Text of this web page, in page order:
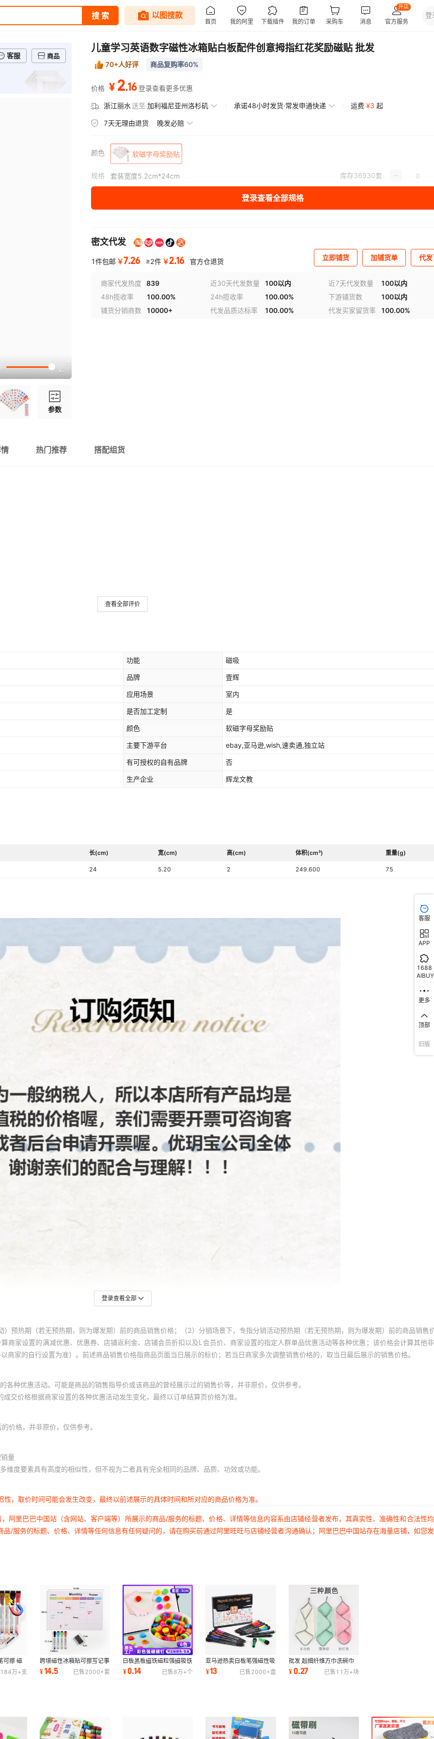
客服 商品
参数
儿童学习英语数字磁性冰箱贴白板配件创意拇指红花奖励磁贴 批发
70+人好评 商品复购率60%
价格 ¥ 2.16 登录查看更多优惠
浙江丽水送至 加利福尼亚州洛杉矶 承诺48小时发货·常发申通快递 运费 ¥3 起
7天无理由退货 晚发必赔
颜色 软磁字母奖励贴
规格 套装宽度5.2cm*24cm 库存36930套
登录查看全部规格
密文代发
1件包邮 ￥7.26 ≥2件 ￥2.16 官方仓退货 立即铺货 加铺货单 代
商家代发热度 839 近30天代发数量 100以内 近7天代发数量
100以内
48h揽收率
100.00% 24h揽收率 100.00% 下游铺货数
100以内
铺货分销商数
10000+ 代发品质达标率 100.00% 代发买家留货率 100.00%
热门推荐 搭配组货
查看全部评价
功能 磁吸
品牌 壹辉
应用场景 室内
是否加工定制 是
颜色 软磁字母奖励贴
主要下游平台 ebay,亚马逊,wish,速卖通,独立站
有可授权的自有品牌 否
生产企业 辉龙文教
长(cm) 宽(cm) 高(cm) 体积(cm³) 重量(g)
24 5.20 2 249.600 75
登录查看全部
预热期（若无预热期，则为爆发期）前的商品销售价格；（2）分销场景下，专指分销活动预热期（若无预热期，则为爆发期）前的商品销售
商家设置的满减优惠、优惠券、店铺返利金、店铺会员折扣以及L会员价、商家设置的指定人群单品优惠活动等各种优惠；该价格会计算其他
家的自行设置为准）。前述商品销售价格指商品页面当日展示的标价；若当日商家多次调整销售价格的，取当日最后展示的销售价格。
种优惠活动。可能是商品的销售指导价或该商品的曾经展示过的销售价等，并非原价，仅供参考。
交价格根据商家设置的各种优惠活动发生变化，最终以订单结算页价格为准。
价格，并非原价，仅供参考。
量
度要素具有高度的相似性，但不视为二者具有完全相同的品牌、品质、功效或功能。
，取价时间可能会发生改变，最终以前述展示的具体时间和所对应的商品价格为准。
阿里巴巴中国站（含网站、客户端等）所展示的商品/服务的标题、价格、详情等信息内容系由店铺经营者发布，其真实性、准确性和合法性
/服务的标题、价格、详情等任何信息有任何疑问的，请在购买前通过阿里旺旺与店铺经营者沟通确认；阿里巴巴中国站存在海量店铺，如您
可擦 磁
184万+支
跨境磁性冰箱贴可擦写记事
留言软白板创意可移磁力自
律计划表批发
¥14.5 已售2000+套
白板黑板磁铁磁粒强磁吸铁
办公磁贴圆形30mm磁钉彩
色文具磁扣教具
¥0.14 已售8万+个
亚马逊热卖白板笔强磁性吸
附可擦白板笔 办公书写记
号笔12色套装
¥13 已售2000+盒
批发 超细纤维方巾洗碗巾
吸水抹布清洁布擦手巾 现
货挂式白板擦布
¥0.27 已售 11万+块
客服
APP
1688
AIBUY
更多
顶部
旧版